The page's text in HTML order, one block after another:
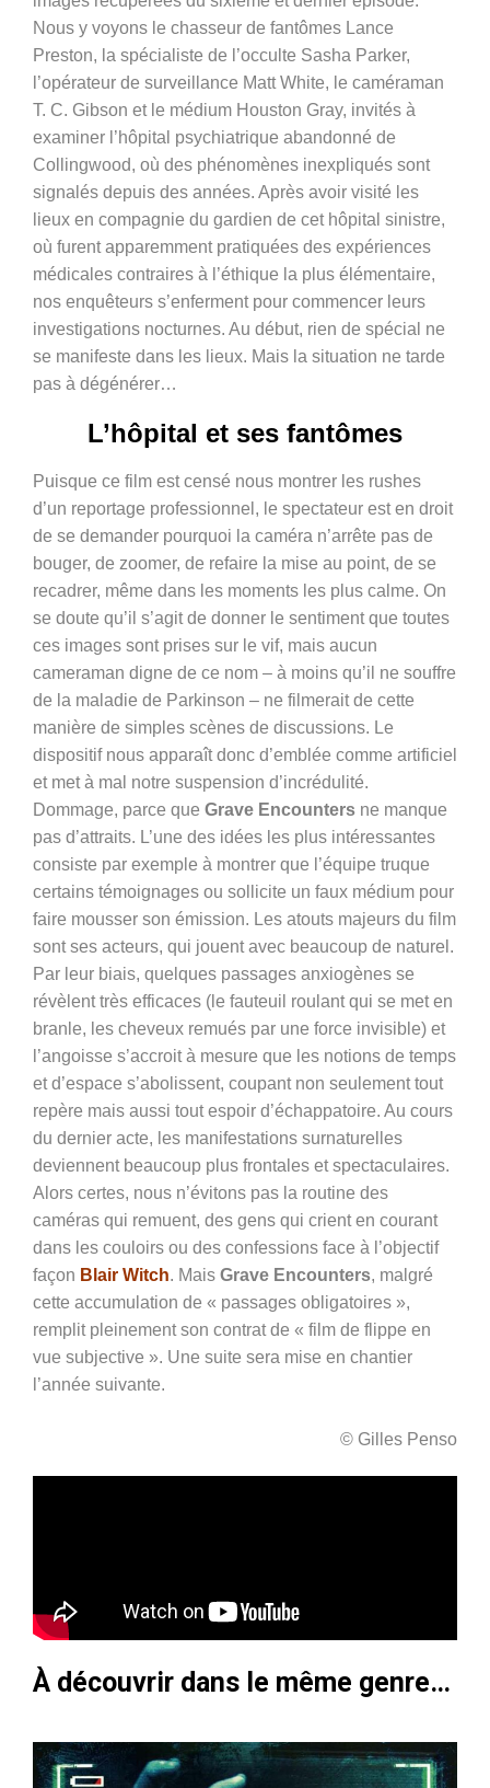
Nous y voyons le chasseur de fantômes Lance
Preston, la spécialiste de l’occulte Sasha Parker,
l’opérateur de surveillance Matt White, le caméraman
T. C. Gibson et le médium Houston Gray, invités à
examiner l’hôpital psychiatrique abandonné de
Collingwood, où des phénomènes inexpliqués sont
signalés depuis des années. Après avoir visité les
lieux en compagnie du gardien de cet hôpital sinistre,
où furent apparemment pratiquées des expériences
médicales contraires à l’éthique la plus élémentaire,
nos enquêteurs s’enferment pour commencer leurs
investigations nocturnes. Au début, rien de spécial ne
se manifeste dans les lieux. Mais la situation ne tarde
pas à dégénérer…
L’hôpital et ses fantômes
Puisque ce film est censé nous montrer les rushes
d’un reportage professionnel, le spectateur est en droit
de se demander pourquoi la caméra n’arrête pas de
bouger, de zoomer, de refaire la mise au point, de se
recadrer, même dans les moments les plus calme. On
se doute qu’il s’agit de donner le sentiment que toutes
ces images sont prises sur le vif, mais aucun
cameraman digne de ce nom – à moins qu’il ne souffre
de la maladie de Parkinson – ne filmerait de cette
manière de simples scènes de discussions. Le
dispositif nous apparaît donc d’emblée comme artificiel
et met à mal notre suspension d’incrédulité.
Dommage, parce que Grave Encounters ne manque
pas d’attraits. L’une des idées les plus intéressantes
consiste par exemple à montrer que l’équipe truque
certains témoignages ou sollicite un faux médium pour
faire mousser son émission. Les atouts majeurs du film
sont ses acteurs, qui jouent avec beaucoup de naturel.
Par leur biais, quelques passages anxiogènes se
révèlent très efficaces (le fauteuil roulant qui se met en
branle, les cheveux remués par une force invisible) et
l’angoisse s’accroit à mesure que les notions de temps
et d’espace s’abolissent, coupant non seulement tout
repère mais aussi tout espoir d’échappatoire. Au cours
du dernier acte, les manifestations surnaturelles
deviennent beaucoup plus frontales et spectaculaires.
Alors certes, nous n’évitons pas la routine des
caméras qui remuent, des gens qui crient en courant
dans les couloirs ou des confessions face à l’objectif
façon Blair Witch. Mais Grave Encounters, malgré
cette accumulation de « passages obligatoires »,
remplit pleinement son contrat de « film de flippe en
vue subjective ». Une suite sera mise en chantier
l’année suivante.
© Gilles Penso
À découvrir dans le même genre…